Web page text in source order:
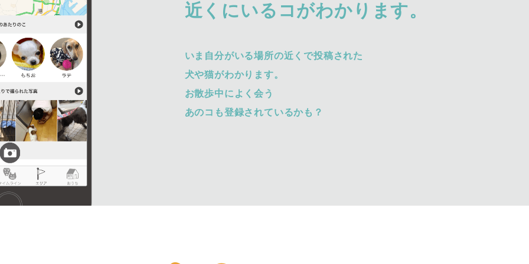
近くにいるコがわかります。
いま自分がいる場所の近くで投稿された
犬や猫がわかります。
お散歩中によく会う
あのコも登録されているかも？